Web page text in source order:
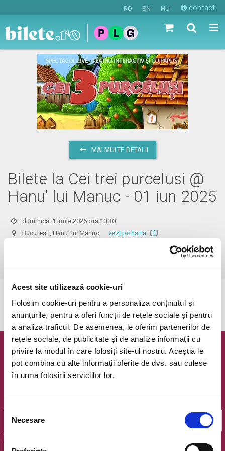
Acest site utilizează cookie-uri
Folosim cookie-uri pentru a personaliza conținutul și
anunțurile, pentru a oferi funcții de rețele sociale și pentru
a analiza traficul. De asemenea, le oferim partenerilor de
rețele sociale, de publicitate și de analize informații cu
privire la modul în care folosiți site-ul nostru. Aceștia le
pot combina cu alte informații oferite de dvs. sau culese
în urma folosirii serviciilor lor.
Selecția
consimțământului
Necesare
RO EN HU contact
MAI MULTE DETALII
Bilete la Cei trei purcelusi @
Hanu’ lui Manuc - 01 iun 2025
duminică, 1 iunie 2025 ora 10:30
Bucuresti, Hanu' lui Manucvezi pe harta
Pentru copiii cu vârsta de peste 1 an se achită bilet.
Newsletter @ Bilete.ro
Oferte exclusive si o editie saptamanala cu cele mai noi
OK